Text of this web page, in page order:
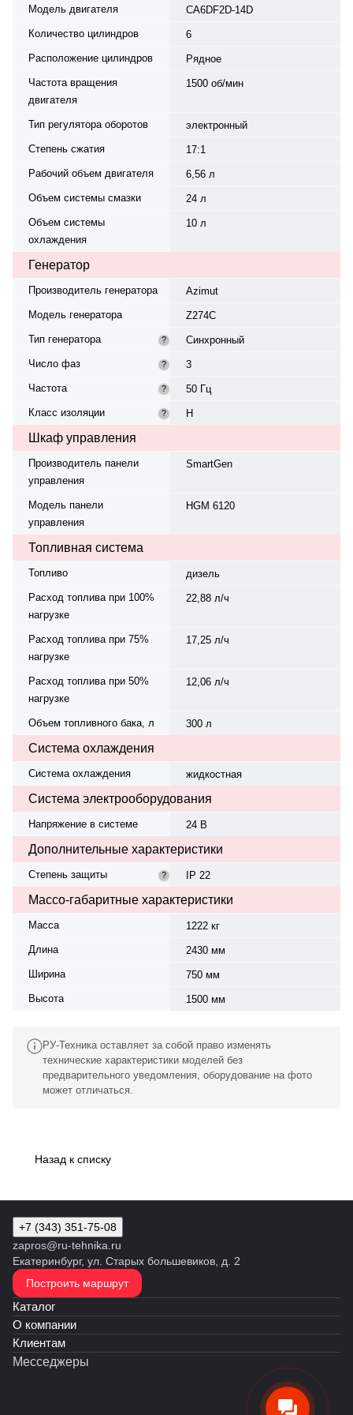
Модель двигателя
CA6DF2D-14D
Количество цилиндров
6
Расположение цилиндров
Рядное
Частота вращения
двигателя
1500 об/мин
Тип регулятора оборотов
электронный
Степень сжатия
17:1
Рабочий объем двигателя
6,56 л
Объем системы смазки
24 л
Объем системы
охлаждения
10 л
Генератор
Производитель генератора
Azimut
Модель генератора
Z274C
Тип генератора
?
Синхронный
Число фаз
?
3
Частота
?
50 Гц
Класс изоляции
? H
Шкаф управления
Производитель панели
управления
SmartGen
Модель панели
управления
HGM 6120
Топливная система
Топливо
дизель
Расход топлива при 100%
нагрузке
22,88 л/ч
Расход топлива при 75%
нагрузке
17,25 л/ч
Расход топлива при 50%
нагрузке
12,06 л/ч
Объем топливного бака, л 300 л
Система охлаждения
Система охлаждения жидкостная
Система электрооборудования
Напряжение в системе 24 В
Дополнительные характеристики
Степень защиты ? IP 22
Массо-габаритные характеристики
Масса
1222 кг
Длина
2430 мм
Ширина
750 мм
Высота
1500 мм
РУ-Техника оставляет за собой право изменять
технические характеристики моделей без
предварительного уведомления, оборудование на фото
может отличаться.
Назад к списку
+7 (343) 351-75-08
zapros@ru-tehnika.ru
Екатеринбург, ул. Старых большевиков, д. 2
Построить маршрут
Каталог
О компании
Клиентам
Месседжеры